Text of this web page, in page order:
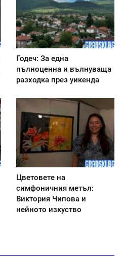
Годеч: За една
пълноценна и вълнуваща
разходка през уикенда
Цветовете на
симфоничния метъл:
Виктория Чипова и
нейното изкуство